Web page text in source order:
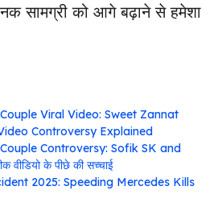
सामग्री को आगे बढ़ाने से हमेशा
Viral Video: Sweet Zannat
Controversy Explained
Controversy: Sofik SK and
के पीछे की सच्चाई
2025: Speeding Mercedes Kills